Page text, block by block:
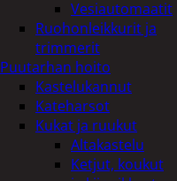
Vesiautomaatit
Ruohonleikkurit ja
trimmerit
Puutarhan hoito
Kastelukannut
Kateharsot
Kukat ja ruukut
Altakastelu
Ketjut, koukut